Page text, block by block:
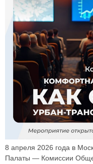
8 апреля 2026 года в
Палаты — Комиссии